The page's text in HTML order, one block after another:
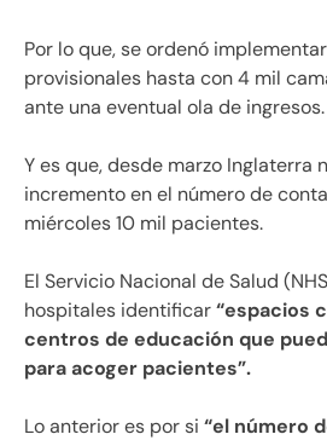
Por lo que, se ordenó
provisionales hasta con 4 mil
ante una eventual ola de ingresos.
Y es que, desde marzo Inglaterra
incremento en el número de
miércoles 10 mil pacientes.
El Servicio Nacional de Salud
hospitales identificar“espacios
centros de educación que
para acoger pacientes”.
Lo anterior es por si “el número